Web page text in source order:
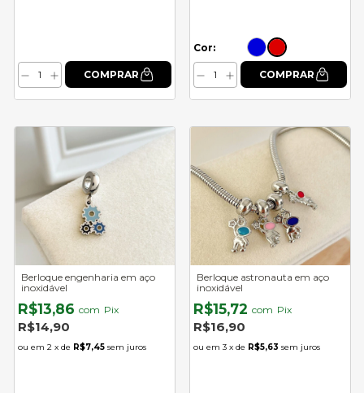
Cor:
Berloque engenharia em aço
inoxidável
R$13,86 com Pix
R$14,90
2 x de R$7,45 sem juros
Berloque astronauta em aço
inoxidável
R$15,72 com Pix
R$16,90
3 x de R$5,63 sem juros